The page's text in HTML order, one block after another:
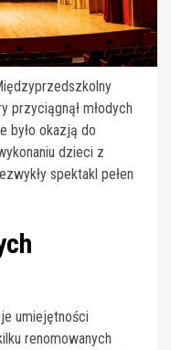
przyciągnął młodych
było okazją do
dzieci z
spektakl pełen
umiejętności
renomowanych